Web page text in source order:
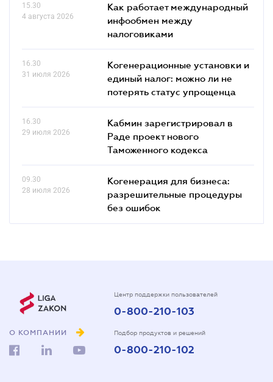
15.30
4 августа 2026
Как работает международный
инфообмен между
налоговиками
16.30
31 июля 2026
Когенерационные установки и
единый налог: можно ли не
потерять статус упрощенца
16.30
29 июля 2026
Кабмин зарегистрировал в
Раде проект нового
Таможенного кодекса
09.30
28 июля 2026
Когенерация для бизнеса:
разрешительные процедуры
без ошибок
О КОМПАНИИ
Центр поддержки пользователей
0-800-210-103
Подбор продуктов и решений
0-800-210-102